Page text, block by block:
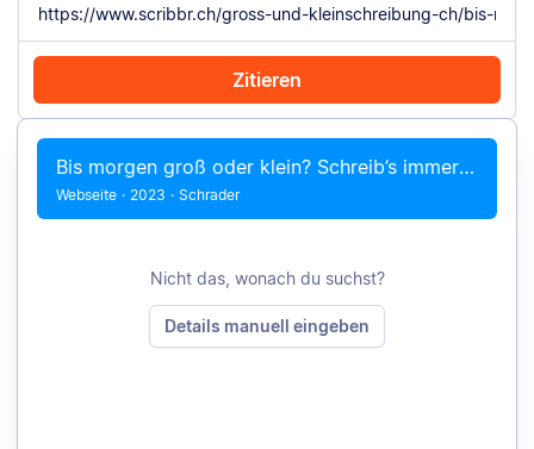
Zitieren
Mit Chrome zitieren Manuell zitieren
Bis morgen groß oder klein? Schreib’s immer klein!
Webseite · 2023 · Schrader
Nicht das, wonach du suchst?
Details manuell eingeben